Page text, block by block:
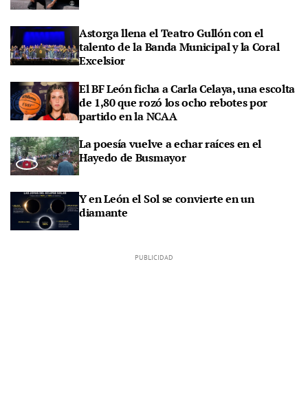
Astorga llena el Teatro Gullón con el
talento de la Banda Municipal y la Coral
Excelsior
El BF León ficha a Carla Celaya, una escolta
de 1,80 que rozó los ocho rebotes por
partido en la NCAA
La poesía vuelve a echar raíces en el
Hayedo de Busmayor
Y en León el Sol se convierte en un
diamante